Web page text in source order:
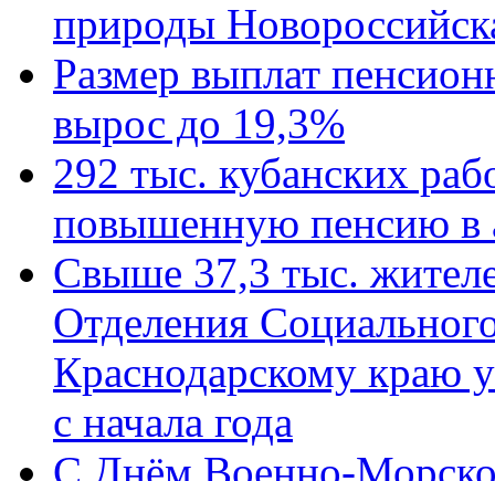
природы
Размер выплат
вырос до 19,3%
292 тыс. кубанских
повышенную пенсию в
Свыше 37,3 тыс.
Отделения
Краснодарскому краю
с начала года
C Днём Военно-